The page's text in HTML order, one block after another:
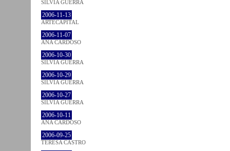
SÍLVIA GUERRA
2006-11-13
ARTECAPITAL
2006-11-07
ANA CARDOSO
2006-10-30
SÍLVIA GUERRA
2006-10-29
SÍLVIA GUERRA
2006-10-27
SÍLVIA GUERRA
2006-10-11
ANA CARDOSO
2006-09-25
TERESA CASTRO